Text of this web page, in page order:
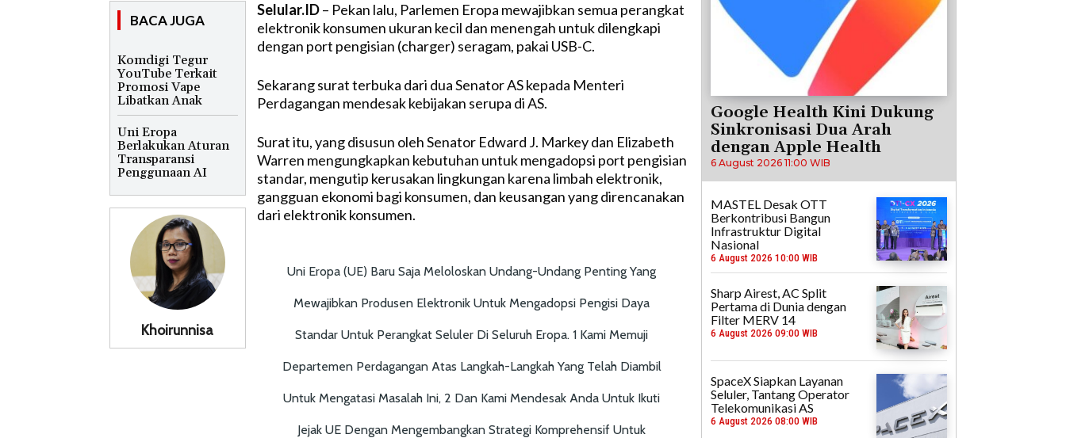
BACA JUGA
Komdigi Tegur
YouTube Terkait
Promosi Vape
Libatkan Anak
Uni Eropa
Berlakukan Aturan
Transparansi
Penggunaan AI
Khoirunnisa
Selular.ID– Pekan lalu, Parlemen Eropa mewajibkan semua perangkat
elektronik konsumen ukuran kecil dan menengah untuk dilengkapi
dengan port pengisian (charger) seragam, pakai USB-C.
Sekarang surat terbuka dari dua Senator AS kepada Menteri
Perdagangan mendesak kebijakan serupa di AS.
Surat itu, yang disusun oleh Senator Edward J. Markey dan Elizabeth
Warren mengungkapkan kebutuhan untuk mengadopsi port pengisian
standar, mengutip kerusakan lingkungan karena limbah elektronik,
gangguan ekonomi bagi konsumen, dan keusangan yang direncanakan
dari elektronik konsumen.
Uni Eropa (UE) Baru Saja Meloloskan Undang-Undang Penting Yang
Mewajibkan Produsen Elektronik Untuk Mengadopsi Pengisi Daya
Standar Untuk Perangkat Seluler Di Seluruh Eropa. 1 Kami Memuji
Departemen Perdagangan Atas Langkah-Langkah Yang Telah Diambil
Untuk Mengatasi Masalah Ini, 2 Dan Kami Mendesak Anda Untuk Ikuti
Jejak UE Dengan Mengembangkan Strategi Komprehensif Untuk
Google Health Kini Dukung
Sinkronisasi Dua Arah
dengan Apple Health
6 August 2026 11:00 WIB
MASTEL Desak OTT
Berkontribusi Bangun
Infrastruktur Digital
Nasional
6 August 2026 10:00 WIB
Sharp Airest, AC Split
Pertama di Dunia dengan
Filter MERV 14
6 August 2026 09:00 WIB
SpaceX Siapkan Layanan
Seluler, Tantang Operator
Telekomunikasi AS
6 August 2026 08:00 WIB